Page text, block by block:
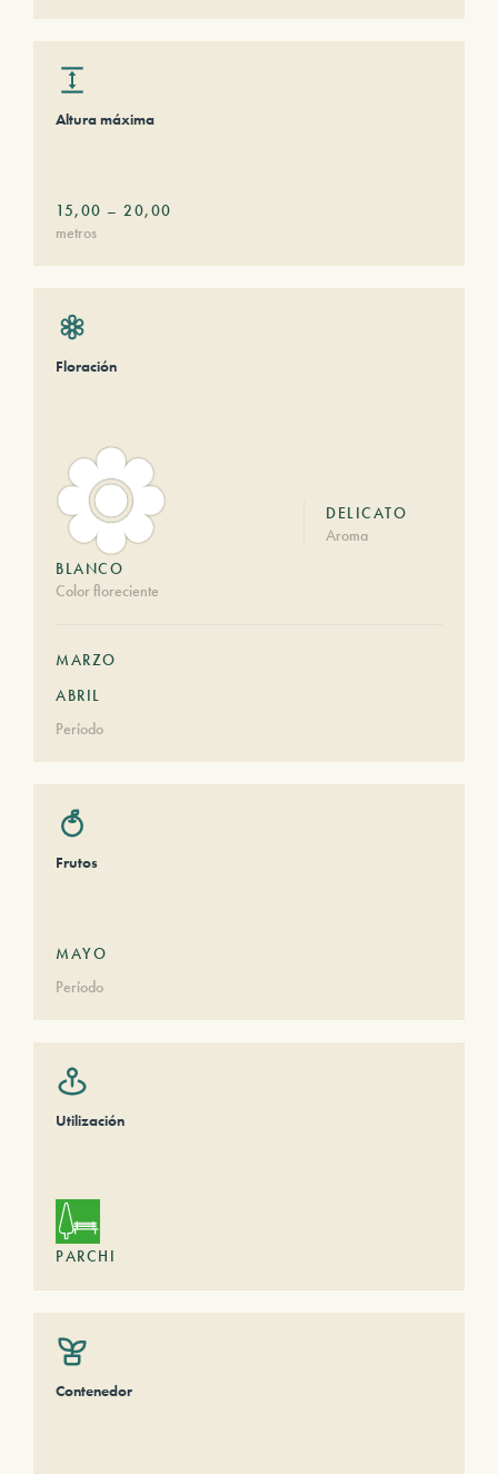
Altura máxima
15,00 – 20,00
metros
Floración
BLANCO
Color floreciente
DELICATO
Aroma
MARZO
ABRIL
Período
Frutos
MAYO
Período
Utilización
PARCHI
Contenedor